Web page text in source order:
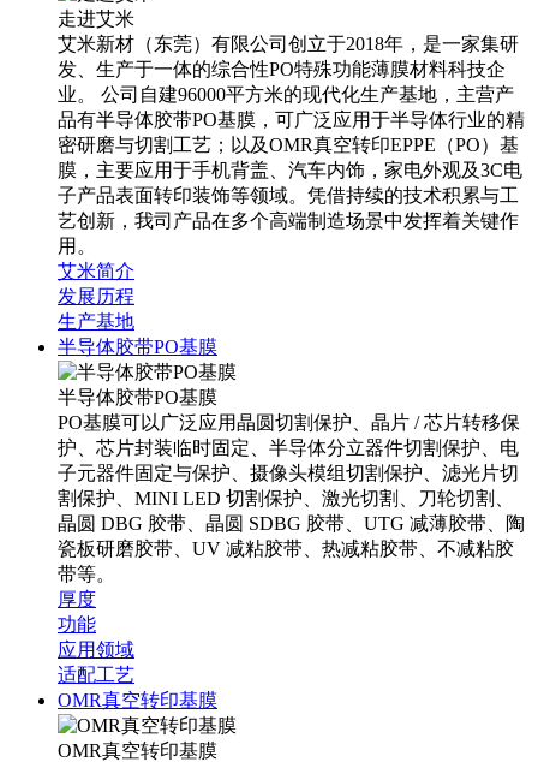
走进艾米
艾米新材（东莞）有限公司创立于2018年，是一家集研
发、生产于一体的综合性PO特殊功能薄膜材料科技企
业。 公司自建96000平方米的现代化生产基地，主营产
品有半导体胶带PO基膜，可广泛应用于半导体行业的精
密研磨与切割工艺；以及OMR真空转印EPPE（PO）基
膜，主要应用于手机背盖、汽车内饰，家电外观及3C电
子产品表面转印装饰等领域。凭借持续的技术积累与工
艺创新，我司产品在多个高端制造场景中发挥着关键作
用。
艾米简介
发展历程
生产基地
半导体胶带PO基膜
半导体胶带PO基膜
PO基膜可以广泛应用晶圆切割保护、晶片 / 芯片转移保
护、芯片封装临时固定、半导体分立器件切割保护、电
子元器件固定与保护、摄像头模组切割保护、滤光片切
割保护、MINI LED 切割保护、激光切割、刀轮切割、
晶圆 DBG 胶带、晶圆 SDBG 胶带、UTG 减薄胶带、陶
瓷板研磨胶带、UV 减粘胶带、热减粘胶带、不减粘胶
带等。
厚度
功能
应用领域
适配工艺
OMR真空转印基膜
OMR真空转印基膜